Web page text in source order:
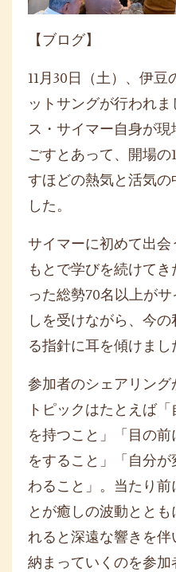
【ブログ】
11月30日（土）、伊
ットサングが行われ
ス・サイマー自身が
ごすとあって、開場
すほどの熱気と活気の
した。
サイマーに初めて出
もとで学びを続けて
った総勢70名以上が
しを受けながら、今
る指針に耳を傾けまし
参加者のシェアリン
トピックはたとえば
を持つこと」「目の
をすること」「自分
わること」。当たり
とが癒しの波動とと
れると深遠な響きを
納まっていくのを参